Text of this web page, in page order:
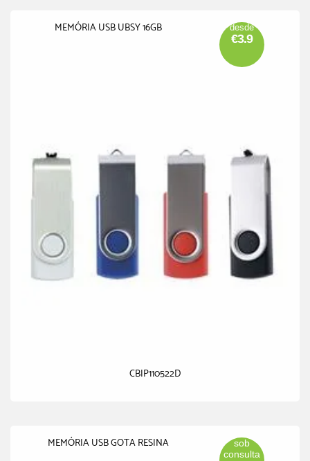
MEMÓRIA USB UBSY 16GB desde
€3.9
CBIP110522D
MEMÓRIA USB GOTA RESINA
sob
consulta